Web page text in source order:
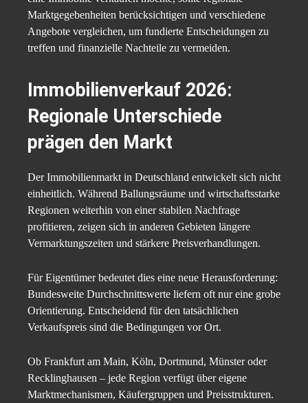
Marktgegebenheiten berücksichtigen und verschiedene
Angebote vergleichen, um fundierte Entscheidungen zu
treffen und finanzielle Nachteile zu vermeiden.
Immobilienverkauf 2026:
Regionale Unterschiede
prägen den Markt
Der Immobilienmarkt in Deutschland entwickelt sich nicht
einheitlich. Während Ballungsräume und wirtschaftsstarke
Regionen weiterhin von einer stabilen Nachfrage
profitieren, zeigen sich in anderen Gebieten längere
Vermarktungszeiten und stärkere Preisverhandlungen.
Für Eigentümer bedeutet dies eine neue Herausforderung:
Bundesweite Durchschnittswerte liefern oft nur eine grobe
Orientierung. Entscheidend für den tatsächlichen
Verkaufspreis sind die Bedingungen vor Ort.
Ob Frankfurt am Main, Köln, Dortmund, Münster oder
Recklinghausen – jede Region verfügt über eigene
Marktmechanismen, Käufergruppen und Preisstrukturen.